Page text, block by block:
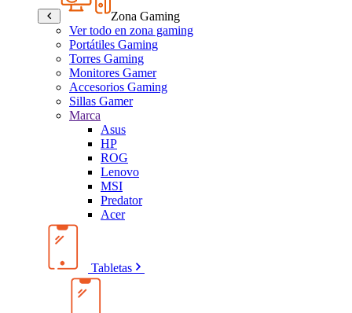
Zona Gaming
Ver todo en zona gaming
Portátiles Gaming
Torres Gaming
Monitores Gamer
Accesorios Gaming
Sillas Gamer
Marca
Asus
HP
ROG
Lenovo
MSI
Predator
Acer
Tabletas